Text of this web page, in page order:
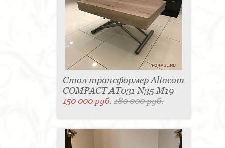
Стол трансформер Altacom
COMPACT AT031 N35 M19
150 000 руб.180 000 руб.